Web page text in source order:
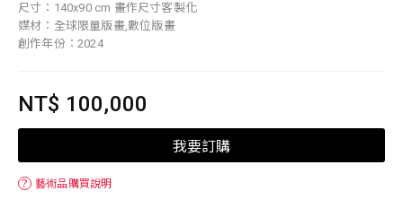
尺寸：140x90 cm 畫作尺寸客製化
媒材：全球限量版畫,數位版畫
創作年份：2024
NT$ 100,000
我要訂購
？ 藝術品購買說明